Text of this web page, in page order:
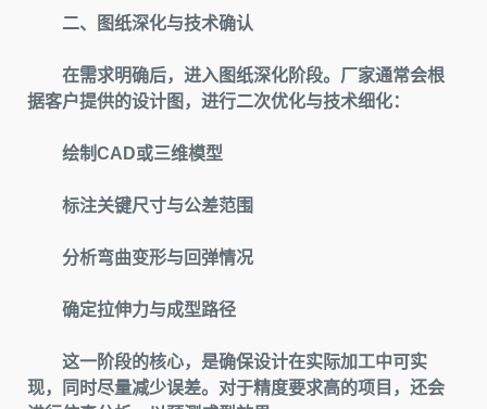
二、图纸深化与技术确认
在需求明确后，进入图纸深化阶段。厂家通常会根
据客户提供的设计图，进行二次优化与技术细化：
绘制CAD或三维模型
标注关键尺寸与公差范围
分析弯曲变形与回弹情况
确定拉伸力与成型路径
这一阶段的核心，是确保设计在实际加工中可实
现，同时尽量减少误差。对于精度要求高的项目，还会